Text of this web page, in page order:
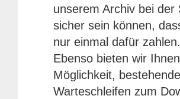
unserem Archiv bei der
sicher sein können,
nur einmal dafür zahlen.
Ebenso bieten wir
Möglichkeit, bestehende
Warteschleifen zum